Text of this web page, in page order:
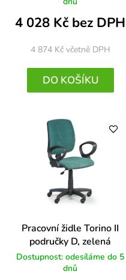
4 028 Kč bez DPH
4 874 Kč včetně DPH
DO KOŠÍKU
Pracovní židle Torino II
područky D, zelená
Dostupnost: odesíláme do 5
dnů